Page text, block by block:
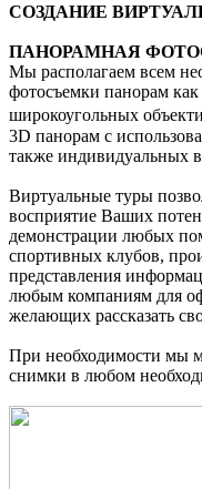
СОЗДАНИЕ
ПАНОРАМНАЯ
Мы располагаем всем
фотосъемки панорам
широкоугольных
3D панорам с
также индивидуальных
Виртуальные туры
восприятие Ваших
демонстрации любых
спортивных клубов,
представления
любым компаниям для
желающих рассказать
При необходимости мы
снимки в любом